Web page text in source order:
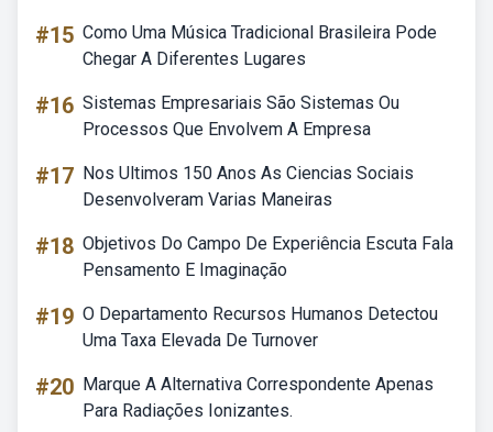
#15 Como Uma Música Tradicional Brasileira Pode
Chegar A Diferentes Lugares
#16 Sistemas Empresariais São Sistemas Ou
Processos Que Envolvem A Empresa
#17 Nos Ultimos 150 Anos As Ciencias Sociais
Desenvolveram Varias Maneiras
#18 Objetivos Do Campo De Experiência Escuta Fala
Pensamento E Imaginação
#19 O Departamento Recursos Humanos Detectou
Uma Taxa Elevada De Turnover
#20 Marque A Alternativa Correspondente Apenas
Para Radiações Ionizantes.